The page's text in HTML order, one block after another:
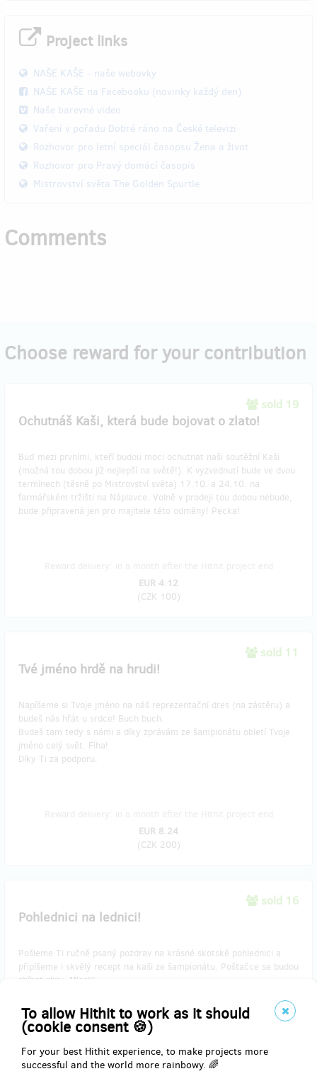
To allow Hithit to work as it should
(cookie consent 🍪)
For your best Hithit experience, to make projects more
successful and the world more rainbowy. 🌈
Project links
NAŠE KAŠE - naše webovky
NAŠE KAŠE na Facebooku (novinky každý den)
Naše barevné video
Vaření v pořadu Dobré ráno na České televizi
Rozhovor pro letní speciál časopsu Žena a život
Rozhovor pro Pravý domácí časopis
Mistrovství světa The Golden Spurtle
Comments
Choose reward for your contribution
sold 19
Ochutnáš Kaši, která bude bojovat o zlato!
Buď mezi prvními, kteří budou moci ochutnat naši soutěžní Kaši
(možná tou dobou již nejlepší na světě!). K vyzvednutí bude ve dvou
termínech (těsně po Mistrovství světa) 17.10. a 24.10. na
farmářském tržišti na Náplavce. Volně v prodeji tou dobou nebude,
bude připravená jen pro majitele této odměny! Pecka!
EUR 4.12
(CZK 100)
sold 11
Tvé jméno hrdě na hrudi!
Napíšeme si Tvoje jméno na náš reprezentační dres (na zástěru) a
budeš nás hřát u srdce! Buch buch.
Budeš tam tedy s námi a díky zprávám ze šampionátu obletí Tvoje
jméno celý svět. Fíha!
Díky Ti za podporu.
EUR 8.24
(CZK 200)
sold 16
Pohlednici na lednici!
Pošleme Ti ručně psaný pozdrav na krásné skotské pohlednici a
připíšeme i skvělý recept na kaši ze šampionátu. Pošťačce se budou
sbíhat sliny. Mlask!
Reward delivery: on address, in a month after the Hithit project end
EUR 12.36